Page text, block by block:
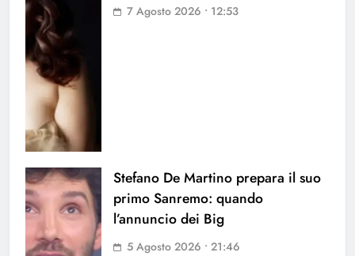
7 Agosto 2026 • 12:53
Stefano De Martino prepara il suo
primo Sanremo: quando
l’annuncio dei Big
5 Agosto 2026 • 21:46